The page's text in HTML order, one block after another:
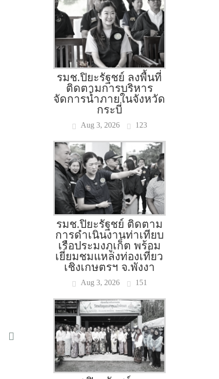
รมช.ปิยะรัฐชย์ ลงพื้นที่
ติดตามการบริหาร
จัดการน้ำภายในจังหวัด
กระบี่
Aug 3, 2026 123
รมช.ปิยะรัฐชย์ ติดตาม
การดำเนินงานท่าเทียบ
เรือประมงภูเก็ต พร้อม
เยี่ยมชมแหล่งท่องเที่ยว
เชิงเกษตรฯ จ.พังงา
Aug 3, 2026 151